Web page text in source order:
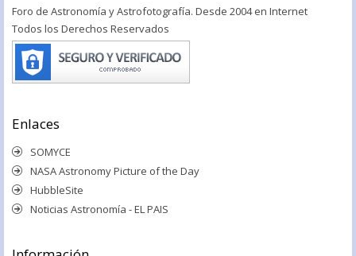
Foro de Astronomía y Astrofotografía. Desde 2004 en Internet
Todos los Derechos Reservados
Enlaces
SOMYCE
NASA Astronomy Picture of the Day
HubbleSite
Noticias Astronomía - EL PAIS